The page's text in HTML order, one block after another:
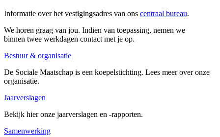
Informatie over het vestigingsadres van ons centraal bureau.
We horen graag van jou. Indien van toepassing, nemen we
binnen twee werkdagen contact met je op.
Bestuur & organisatie
De Sociale Maatschap is een koepelstichting. Lees meer over onze
organisatie.
Jaarverslagen
Bekijk hier onze jaarverslagen en -rapporten.
Samenwerking